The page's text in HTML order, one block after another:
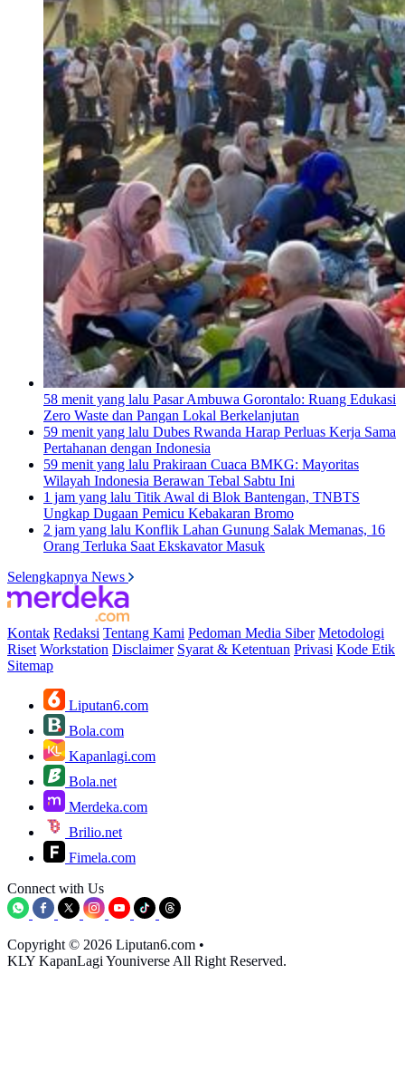
58 menit yang lalu Pasar Ambuwa Gorontalo: Ruang Edukasi
Zero Waste dan Pangan Lokal Berkelanjutan
59 menit yang lalu Dubes Rwanda Harap Perluas Kerja Sama
Pertahanan dengan Indonesia
59 menit yang lalu Prakiraan Cuaca BMKG: Mayoritas
Wilayah Indonesia Berawan Tebal Sabtu Ini
1 jam yang lalu Titik Awal di Blok Bantengan, TNBTS
Ungkap Dugaan Pemicu Kebakaran Bromo
2 jam yang lalu Konflik Lahan Gunung Salak Memanas, 16
Orang Terluka Saat Ekskavator Masuk
Selengkapnya News
Kontak Redaksi Tentang Kami Pedoman Media Siber Metodologi
Riset Workstation Disclaimer Syarat & Ketentuan Privasi Kode Etik
Sitemap
Liputan6.com
Bola.com
Kapanlagi.com
Bola.net
Merdeka.com
Brilio.net
Fimela.com
Connect with Us
Copyright © 2026 Liputan6.com •
KLY KapanLagi Youniverse All Right Reserved.